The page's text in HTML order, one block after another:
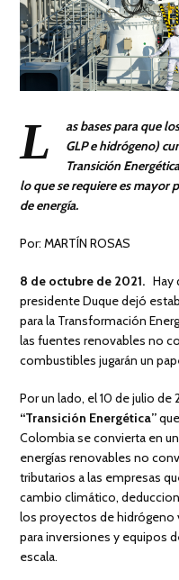
L
as bases para que
GLP e hidrógeno)
Transición
lo que se requiere es mayor
de energía.
Por: MARTÍN ROSAS
8 de octubre de 2021. Hay
presidente Duque dejó
para la Transformación
las fuentes renovables no
combustibles jugarán un
Por un lado, el 10 de julio
“Transición Energética”
Colombia se convierta en
energías renovables no
tributarios a las empresas
cambio climático,
los proyectos de hidrógeno
para inversiones y equipos
escala.